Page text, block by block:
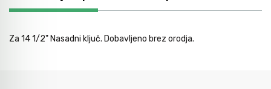
Za 14 1/2" Nasadni ključ. Dobavljeno brez orodja.